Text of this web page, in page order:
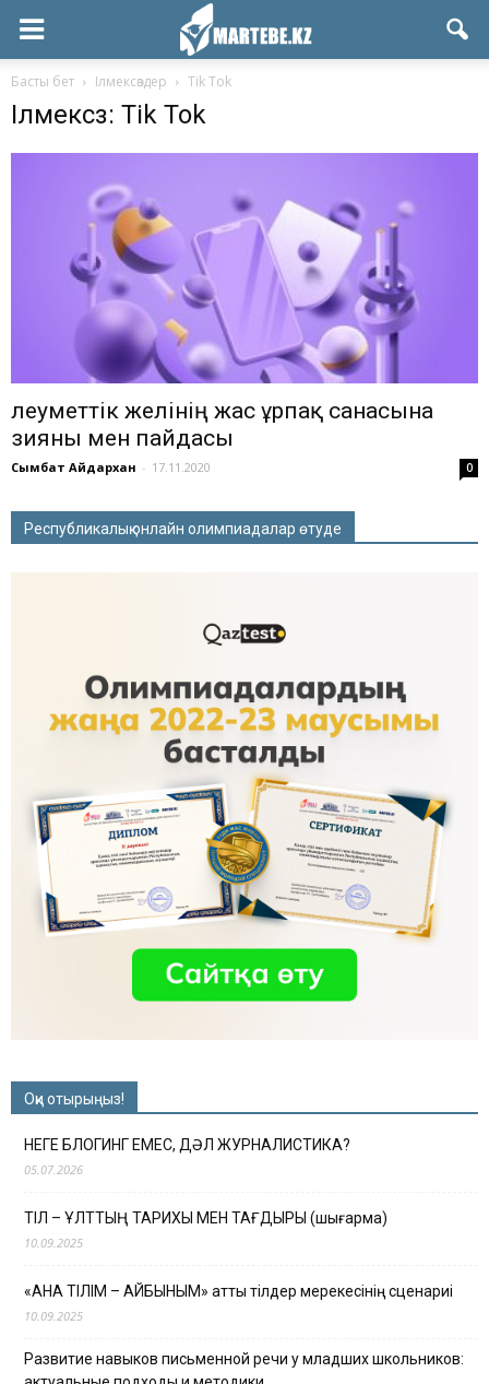
Басты бет Ілмексөздер Tik Tok
Ілмексөз: Tik Tok
Әлеуметтік желінің жас ұрпақ санасына
зияны мен пайдасы
Сымбат Айдархан - 17.11.2020 0
Республикалық онлайн олимпиадалар өтуде
Оқи отырыңыз!
НЕГЕ БЛОГИНГ ЕМЕС, ДӘЛ ЖУРНАЛИСТИКА?
05.07.2026
ТІЛ – ҰЛТТЫҢ ТАРИХЫ МЕН ТАҒДЫРЫ (шығарма)
10.09.2025
«АНА ТІЛІМ – АЙБЫНЫМ» атты тілдер мерекесінің сценариі
10.09.2025
Развитие навыков письменной речи у младших школьников: